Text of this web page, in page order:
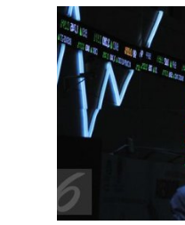
Industri
Obligasi & Reksadana